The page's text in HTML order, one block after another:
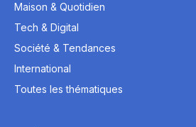
Maison & Quotidien
Tech & Digital
Société & Tendances
International
Toutes les thématiques